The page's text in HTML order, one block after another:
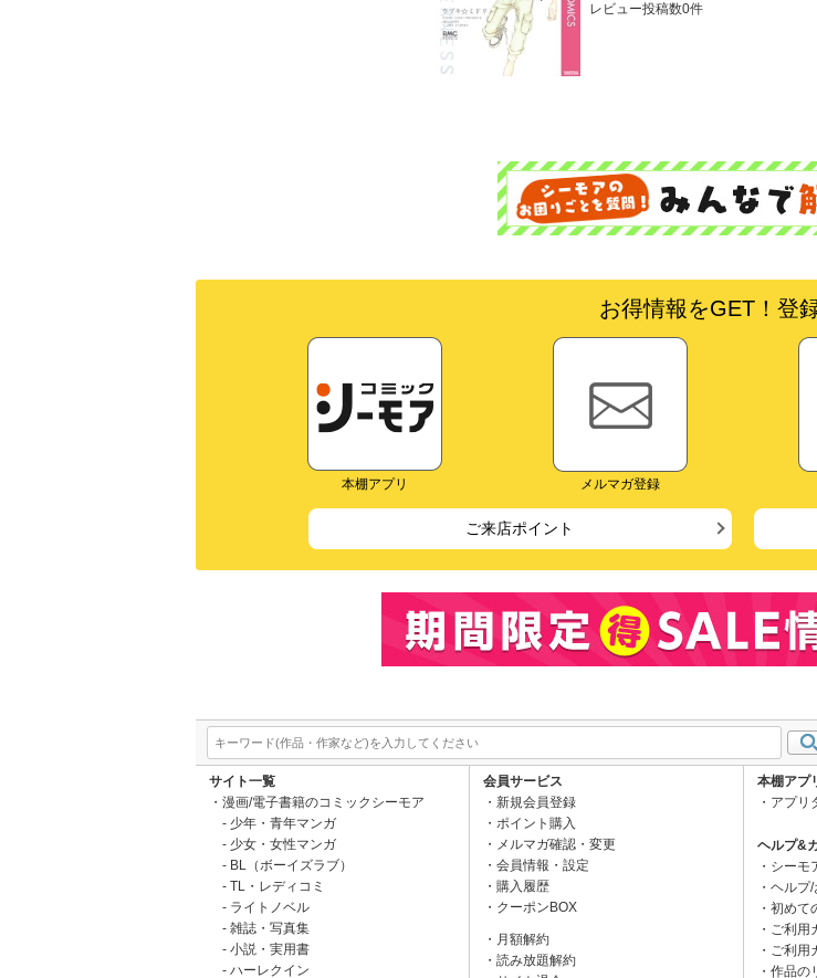
レビュー投稿数0件
お得情報をGET！登
本棚アプリ メルマガ登録
ご来店ポイント
サイト一覧
漫画/電子書籍のコミックシーモア
少年・青年マンガ
少女・女性マンガ
BL（ボーイズラブ）
TL・レディコミ
ライトノベル
雑誌・写真集
小説・実用書
ハーレクイン
会員サービス
新規会員登録
ポイント購入
メルマガ確認・変更
会員情報・設定
購入履歴
クーポンBOX
月額解約
読み放題解約
本棚アプ
アプリ
ヘルプ&
シーモ
ヘルプ/
初めて
ご利用
ご利用
作品の